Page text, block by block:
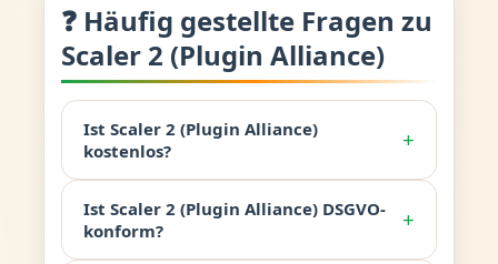
❓ Häufig gestellte Fragen zu
Scaler 2 (Plugin Alliance)
Ist Scaler 2 (Plugin Alliance)
kostenlos?
+
Ist Scaler 2 (Plugin Alliance) DSGVO-
konform?
+